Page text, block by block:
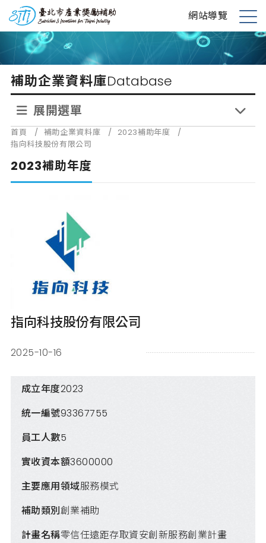
到
內
台北市產業獎勵補助 網站導覽
展
單
補助企業資料庫Database
展開選單
首頁 / 補助企業資料庫 / 2023補助年度
/
指向科技股份有限公司
2023補助年度
指向科技股份有限公司
2025-10-16
成立年度2023
統一編號93367755
員工人數5
實收資本額3600000
主要應用領域服務模式
補助類別創業補助
計畫名稱零信任遠距存取資安創新服務創業計畫